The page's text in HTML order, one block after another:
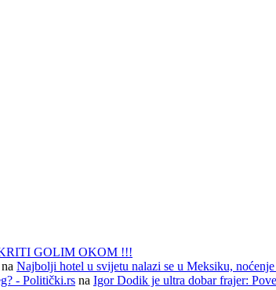
GOLIM OKOM !!!
na Najbolji hotel u svijetu nalazi se u Meksiku,
- Politički.rs na Igor Dodik je ultra dobar frajer: